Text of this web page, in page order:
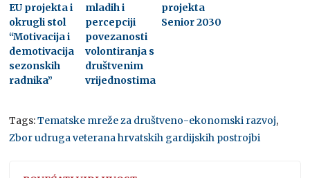
EU projekta i
okrugli stol
“Motivacija i
demotivacija
sezonskih
radnika”
mladih i
percepciji
povezanosti
volontiranja s
društvenim
vrijednostima
projekta
Senior 2030
Tags:Tematske mreže za društveno-ekonomski razvoj,
Zbor udruga veterana hrvatskih gardijskih postrojbi